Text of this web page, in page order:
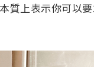
質上表示你可以